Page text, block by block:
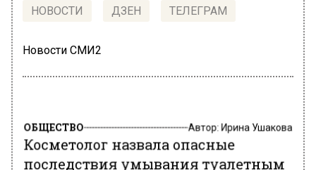
НОВОСТИ ДЗЕН ТЕЛЕГРАМ
Новости СМИ2
ОБЩЕСТВО Автор:Ирина Ушакова
Косметолог назвала опасные
последствия умывания туалетным